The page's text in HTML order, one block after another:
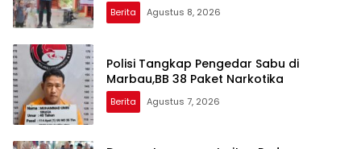
Berita Agustus 8, 2026
Polisi Tangkap Pengedar Sabu di
Marbau,BB 38 Paket Narkotika
Berita Agustus 7, 2026